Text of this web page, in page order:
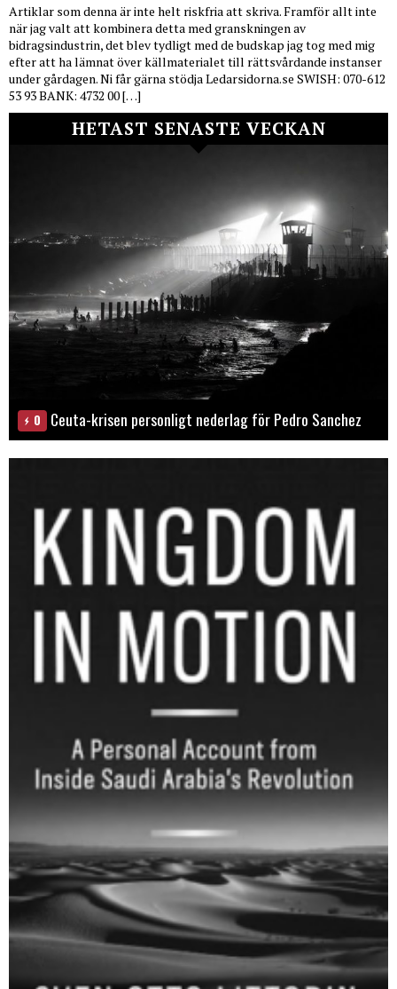
Artiklar som denna är inte helt riskfria att skriva. Framför allt inte
när jag valt att kombinera detta med granskningen av
bidragsindustrin, det blev tydligt med de budskap jag tog med mig
efter att ha lämnat över källmaterialet till rättsvårdande instanser
under gårdagen. Ni får gärna stödja Ledarsidorna.se SWISH: 070-612
53 93 BANK: 4732 00 […]
HETAST SENASTE VECKAN
0 Ceuta-krisen personligt nederlag för Pedro Sanchez